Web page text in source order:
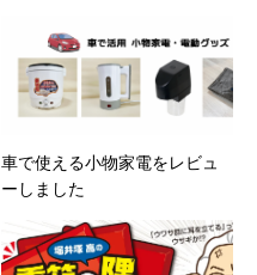
車で使える小物家電をレビュ
ーしました